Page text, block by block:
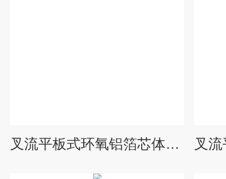
叉流平板式环氧铝箔芯体不锈钢能量回收器